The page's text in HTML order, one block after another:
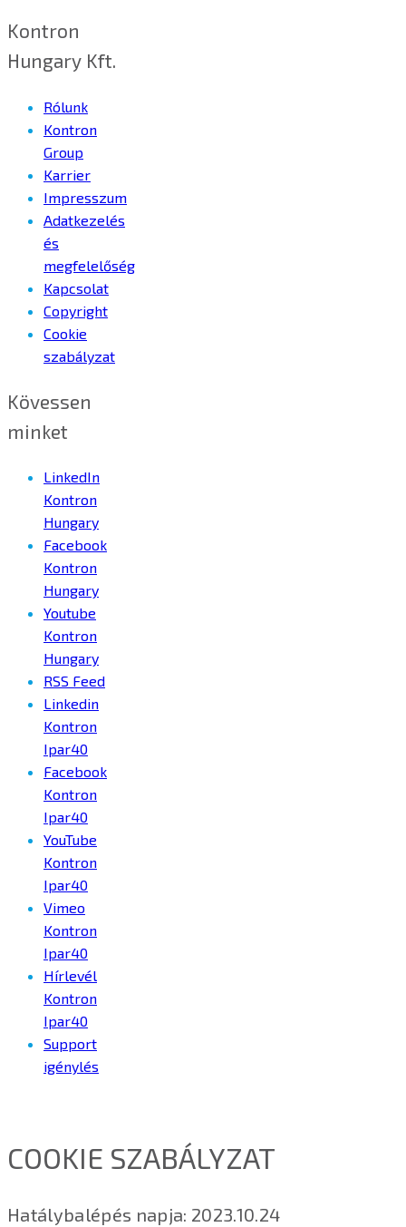
Kontron
Hungary Kft.
Rólunk
Kontron
Group
Karrier
Impresszum
Adatkezelés
és
megfelelőség
Kapcsolat
Copyright
Cookie
szabályzat
Kövessen
minket
LinkedIn
Kontron
Hungary
Facebook
Kontron
Hungary
Youtube
Kontron
Hungary
RSS Feed
Linkedin
Kontron
Ipar40
Facebook
Kontron
Ipar40
YouTube
Kontron
Ipar40
Vimeo
Kontron
Ipar40
Hírlevél
Kontron
Ipar40
Support
igénylés
COOKIE SZABÁLYZAT
Hatálybalépés napja: 2023.10.24